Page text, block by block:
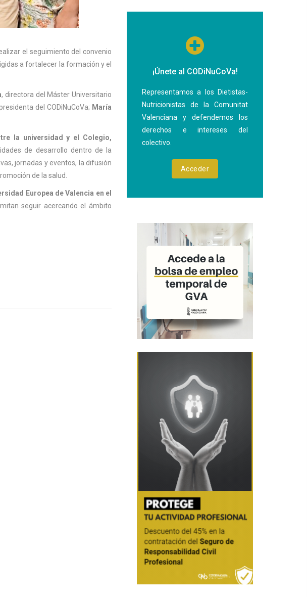
el seguimiento del convenio
a fortalecer la formación y el
, directora del Máster Universitario
del CODiNuCoVa; María
la universidad y el Colegio,
de desarrollo dentro de la
jornadas y eventos, la difusión
de la salud.
Europea de Valencia en el
seguir acercando el ámbito
¡Únete al CODiNuCoVa!
Representamos a los Dietistas-
Nutricionistas de la Comunitat
Valenciana y defendemos los
derechos e intereses del
colectivo.
Acceder